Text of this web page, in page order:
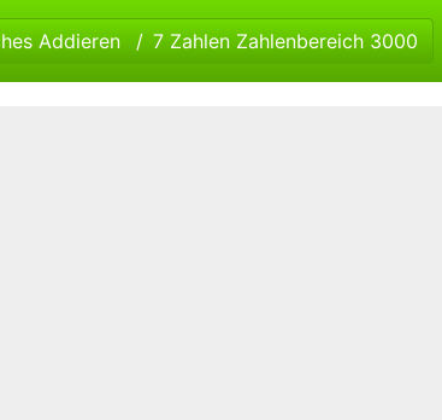
Addieren 7 Zahlen Zahlenbereich 3000